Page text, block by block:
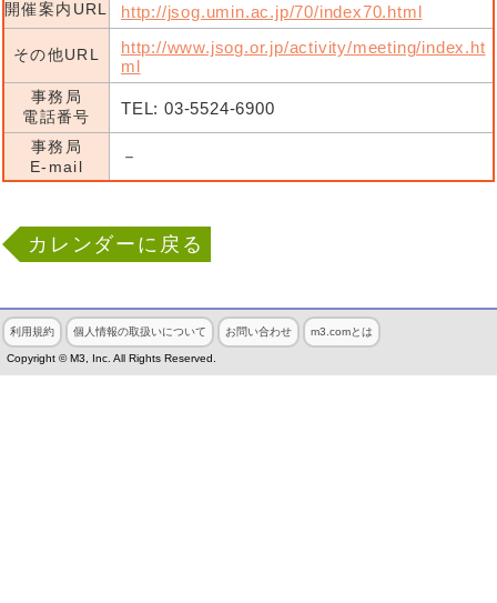
開催案内URL
http://jsog.umin.ac.jp/70/index70.html
その他URL
http://www.jsog.or.jp/activity/meeting/index.ht
ml
事務局
電話番号
TEL: 03-5524-6900
事務局
E-mail
－
カレンダーに戻る
利用規約 個人情報の取扱いについて お問い合わせ m3.comとは
Copyright © M3, Inc. All Rights Reserved.